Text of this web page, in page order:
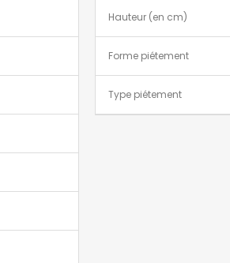
Hauteur (en cm)
Forme piétement
Type piétement